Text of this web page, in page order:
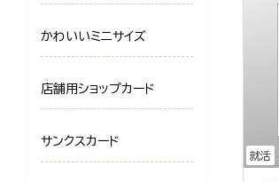
就活
かわいいミニサイズ
店舗用ショップカード
サンクスカード